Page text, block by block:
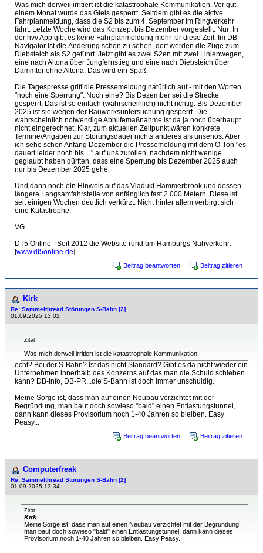
Was mich derweil irritiert ist die katastrophale Kommunikation. Vor gut
einem Monat wurde das Gleis gesperrt. Seitdem gibt es die aktive
Fahrplanmeldung, dass die S2 bis zum 4. September im Ringverkehr
fährt. Letzte Woche wird das Konzept bis Dezember vorgestellt. Nur: In
der hvv App gibt es keine Fahrplanmeldung mehr für diese Zeit. Im DB
Navigator ist die Änderung schon zu sehen, dort werden die Züge zum
Diebsteich als S2 geführt. Jetzt gibt es zwei S2en mit zwei Linienwegen,
eine nach Altona über Jungfernstieg und eine nach Diebsteich über
Dammtor ohne Altona. Das wird ein Spaß.
Die Tagespresse griff die Pressemeldung natürlich auf - mit den Worten
"noch eine Sperrung". Noch eine? Bis Dezember sei die Strecke
gesperrt. Das ist so einfach (wahrscheinlich) nicht richtig. Bis Dezember
2025 ist sie wegen der Bauwerksuntersuchung gesperrt. Die
wahrscheinlich notwendige Abhilfemaßnahme ist da ja noch überhaupt
nicht eingerechnet. Klar, zum aktuellen Zeitpunkt wären konkrete
Termine/Angaben zur Störungsdauer nichts anderes als unseriös. Aber
ich sehe schon Anfang Dezember die Pressemeldung mit dem O-Ton "es
dauert leider noch bis ..." auf uns zurollen, nachdem nicht wenige
geglaubt haben dürften, dass eine Sperrung bis Dezember 2025 auch
nur bis Dezember 2025 gehe.
Und dann noch ein Hinweis auf das Viadukt Hammerbrook und dessen
längere Langsamfahrstelle von anfänglich fast 2.000 Metern. Diese ist
seit einigen Wochen deutlich verkürzt. Nicht hinter allem verbirgt sich
eine Katastrophe.
VG
DT5 Online - Seit 2012 die Website rund um Hamburgs Nahverkehr:
[www.dt5online.de]
Beitrag beantworten Beitrag zitieren
Kirk
Re: Sammelthread Störungen S-Bahn [2]
01.09.2025 13:02
Zitat
Was mich derweil irritiert ist die katastrophale Kommunikation.
echt? Bei der S-Bahn? Ist das nicht Standard? Gibt es da nicht wieder ein
Unternehmen innerhalb des Konzerns auf das man die Schuld schieben
kann? DB-Info, DB-PR...die S-Bahn ist doch immer unschuldig.
Meine Sorge ist, dass man auf einen Neubau verzichtet mit der
Begründung, man baut doch sowieso "bald" einen Entlastungstunnel,
dann kann dieses Provisorium noch 1-40 Jahren so bleiben. Easy
Peasy...
Beitrag beantworten Beitrag zitieren
Computerfreak
Re: Sammelthread Störungen S-Bahn [2]
01.09.2025 13:34
Zitat
Kirk
Meine Sorge ist, dass man auf einen Neubau verzichtet mit der Begründung,
man baut doch sowieso "bald" einen Entlastungstunnel, dann kann dieses
Provisorium noch 1-40 Jahren so bleiben. Easy Peasy...